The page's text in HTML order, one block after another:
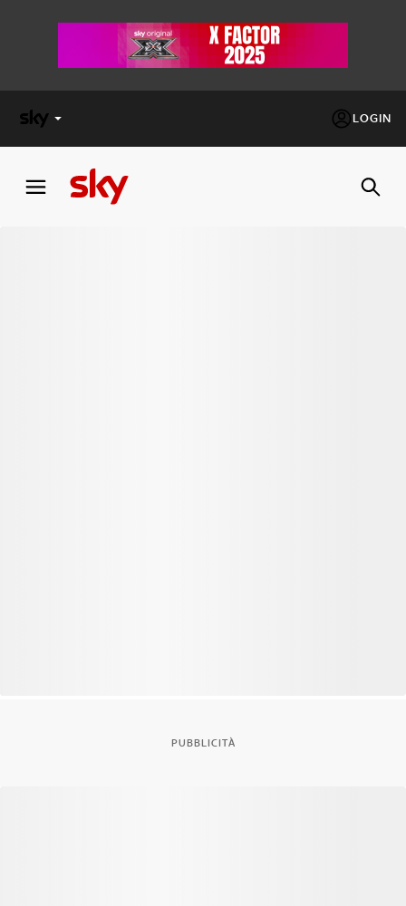
LOGIN
FACTOR
PUBBLICITÀ